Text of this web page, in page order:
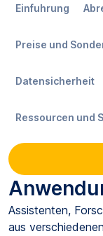
Einfuhrung
Preise und
Datensicherheit
Ressourcen und
Assistenten,
aus